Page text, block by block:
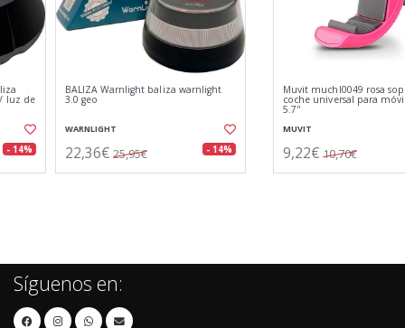
Muvit muchl0049 rosa soporte de
coche universal para móvil hasta
MUVIT
9,22€ 10,70€
Garmin zūmo® xt3 negro /
navegador por satélite para
motocicletas de 6″
GARMIN
538,15€ 624,64€ - 14%
Síguenos en: